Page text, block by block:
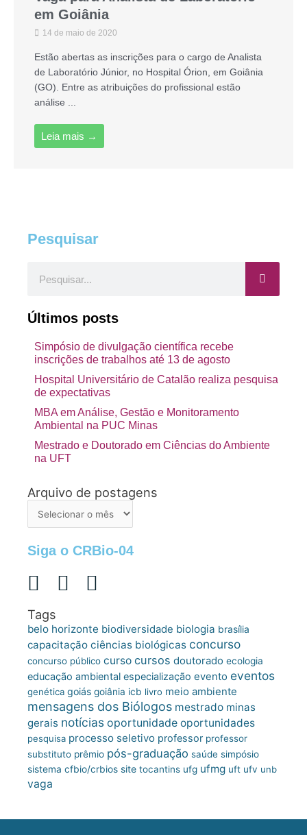
em Goiânia
14 de maio de 2020
Estão abertas as inscrições para o cargo de Analista
de Laboratório Júnior, no Hospital Órion, em Goiânia
(GO). Entre as atribuições do profissional estão
análise ...
Leia mais →
Pesquisar
Últimos posts
Simpósio de divulgação científica recebe
inscrições de trabalhos até 13 de agosto
Hospital Universitário de Catalão realiza pesquisa
de expectativas
MBA em Análise, Gestão e Monitoramento
Ambiental na PUC Minas
Mestrado e Doutorado em Ciências do Ambiente
na UFT
Arquivo de postagens
Arquivo
Siga o CRBio-04
Tags
belo horizonte biodiversidade biologia brasília
capacitação ciências biológicas concurso
concurso público curso cursos doutorado ecologia
educação ambiental especialização evento eventos
genética goiás goiânia icb livro meio ambiente
mensagens dos Biólogos mestrado minas
gerais notícias oportunidade oportunidades
pesquisa processo seletivo professor professor
substituto prêmio pós-graduação saúde simpósio
sistema cfbio/crbios site tocantins ufg ufmg uft ufv unb
vaga